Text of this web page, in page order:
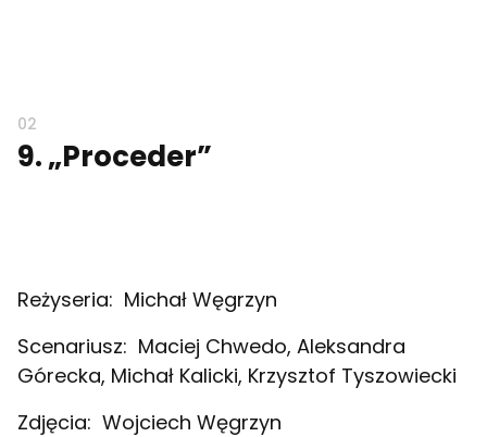
9. „Proceder”
Reżyseria: Michał Węgrzyn
Scenariusz: Maciej Chwedo, Aleksandra
Górecka, Michał Kalicki, Krzysztof Tyszowiecki
Zdjęcia: Wojciech Węgrzyn